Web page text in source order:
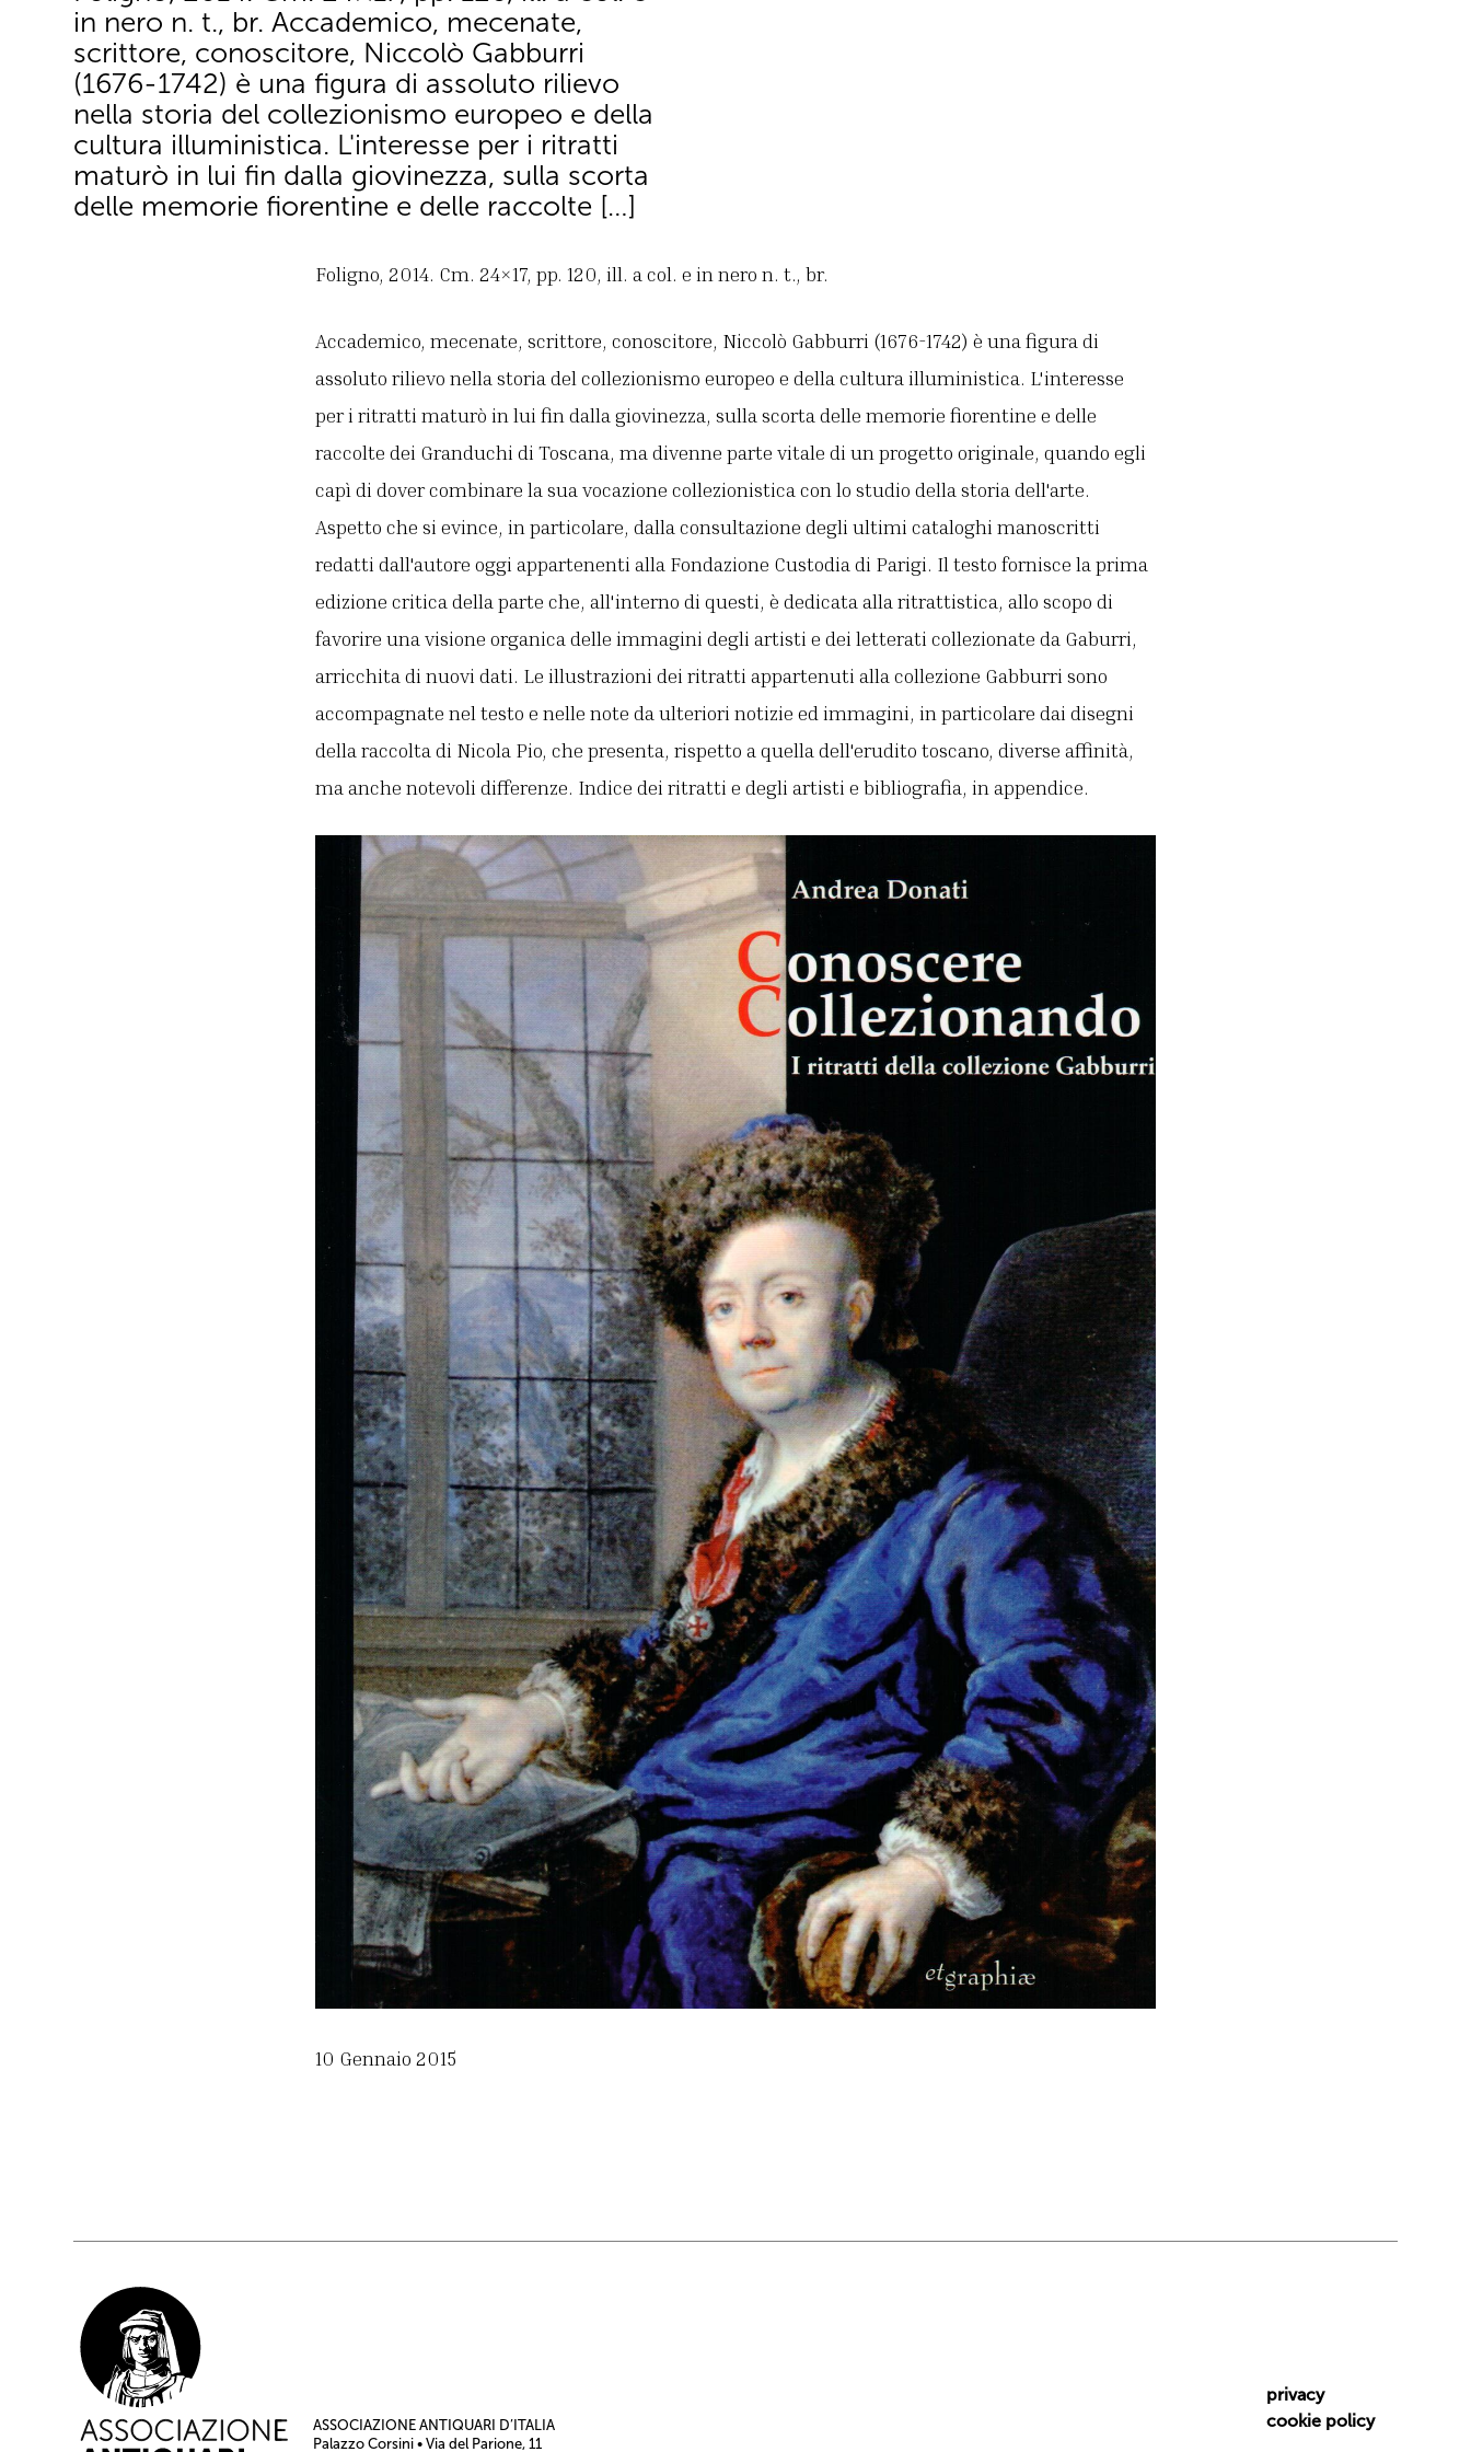
in nero n. t., br. Accademico, mecenate,
scrittore, conoscitore, Niccolò Gabburri
(1676-1742) è una figura di assoluto rilievo
nella storia del collezionismo europeo e della
cultura illuministica. L'interesse per i ritratti
maturò in lui fin dalla giovinezza, sulla scorta
delle memorie fiorentine e delle raccolte […]
Foligno, 2014. Cm. 24×17, pp. 120, ill. a col. e in nero n. t., br.
Accademico, mecenate, scrittore, conoscitore, Niccolò Gabburri (1676-1742) è una figura di
assoluto rilievo nella storia del collezionismo europeo e della cultura illuministica. L'interesse
per i ritratti maturò in lui fin dalla giovinezza, sulla scorta delle memorie fiorentine e delle
raccolte dei Granduchi di Toscana, ma divenne parte vitale di un progetto originale, quando egli
capì di dover combinare la sua vocazione collezionistica con lo studio della storia dell'arte.
Aspetto che si evince, in particolare, dalla consultazione degli ultimi cataloghi manoscritti
redatti dall'autore oggi appartenenti alla Fondazione Custodia di Parigi. Il testo fornisce la prima
edizione critica della parte che, all'interno di questi, è dedicata alla ritrattistica, allo scopo di
favorire una visione organica delle immagini degli artisti e dei letterati collezionate da Gaburri,
arricchita di nuovi dati. Le illustrazioni dei ritratti appartenuti alla collezione Gabburri sono
accompagnate nel testo e nelle note da ulteriori notizie ed immagini, in particolare dai disegni
della raccolta di Nicola Pio, che presenta, rispetto a quella dell'erudito toscano, diverse affinità,
ma anche notevoli differenze. Indice dei ritratti e degli artisti e bibliografia, in appendice.
10 Gennaio 2015
ASSOCIAZIONE ANTIQUARI D’ITALIA
Palazzo Corsini • Via del Parione, 11
privacy
cookie policy